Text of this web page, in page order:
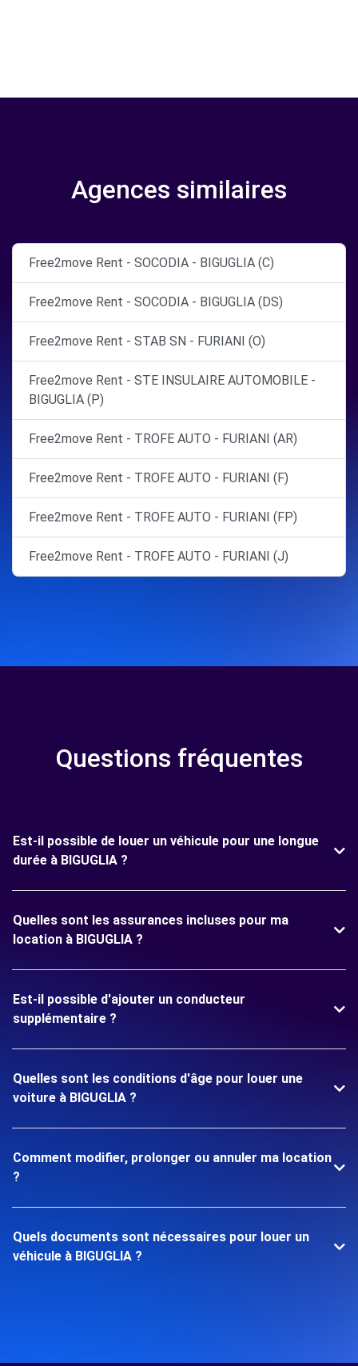
Agences similaires
Free2move Rent - SOCODIA - BIGUGLIA (C)
Free2move Rent - SOCODIA - BIGUGLIA (DS)
Free2move Rent - STAB SN - FURIANI (O)
Free2move Rent - STE INSULAIRE AUTOMOBILE -
BIGUGLIA (P)
Free2move Rent - TROFE AUTO - FURIANI (AR)
Free2move Rent - TROFE AUTO - FURIANI (F)
Free2move Rent - TROFE AUTO - FURIANI (FP)
Free2move Rent - TROFE AUTO - FURIANI (J)
Questions fréquentes
Est-il possible de louer un véhicule pour une longue
durée à BIGUGLIA ?
Quelles sont les assurances incluses pour ma
location à BIGUGLIA ?
Est-il possible d'ajouter un conducteur
supplémentaire ?
Quelles sont les conditions d'âge pour louer une
voiture à BIGUGLIA ?
Comment modifier, prolonger ou annuler ma location
?
Quels documents sont nécessaires pour louer un
véhicule à BIGUGLIA ?